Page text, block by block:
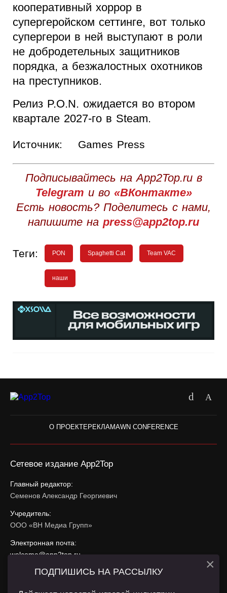
кооперативный хоррор в
супергеройском сеттинге, вот только
супергерои в ней выступают в роли
не добродетельных защитников
порядка, а безжалостных охотников
на преступников.
Релиз P.O.N. ожидается во втором
квартале 2027-го в Steam.
Источник: Games Press
Подписывайтесь на App2Top.ru в
Telegram и во «ВКонтакте»
Есть новость? Поделитесь с нами,
напишите на press@app2top.ru
Теги: PON Spaghetti Cat Team VAC
наши
О ПРОЕКТЕРЕКЛАМАWN CONFERENCE
Сетевое издание App2Top
Главный редактор:
Семенов Александр Георгиевич
Учредитель:
ООО «ВН Медиа Групп»
Электронная почта:
welcome@app2top.ru
При использовании материалов активная ссылка на
ПОДПИШИСЬ НА РАССЫЛКУ ×